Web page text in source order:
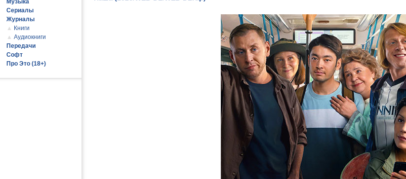
Музыка
Сериалы
Журналы
▲ Книги
▲ Аудиокниги
Передачи
Софт
Про Это (18+)